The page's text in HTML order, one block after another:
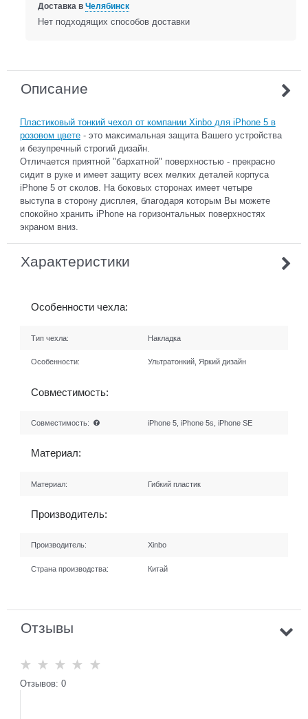
Доставка в Челябинск
Нет подходящих способов доставки
Описание
Пластиковый тонкий чехол от компании Xinbo для iPhone 5 в
розовом цвете- это максимальная защита Вашего устройства
и безупречный строгий дизайн.
Отличается приятной "бархатной" поверхностью - прекрасно
сидит в руке и имеет защиту всех мелких деталей корпуса
iPhone 5 от сколов. На боковых сторонах имеет четыре
выступа в сторону дисплея, благодаря которым Вы можете
спокойно хранить iPhone на горизонтальных поверхностях
экраном вниз.
Характеристики
Особенности чехла:
Тип чехла: Накладка
Особенности: Ультратонкий, Яркий дизайн
Совместимость:
Совместимость: iPhone 5, iPhone 5s, iPhone SE
Материал:
Материал: Гибкий пластик
Производитель:
Производитель: Xinbo
Страна производства: Китай
Отзывы
Отзывов: 0